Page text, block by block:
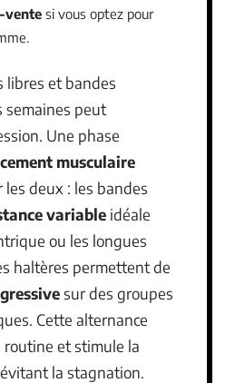
vente si vous optez pour
libres et bandes
semaines peut
Une phase
musculaire
deux : les bandes
variable idéale
ou les longues
haltères permettent de
sur des groupes
Cette alternance
et stimule la
la stagnation.